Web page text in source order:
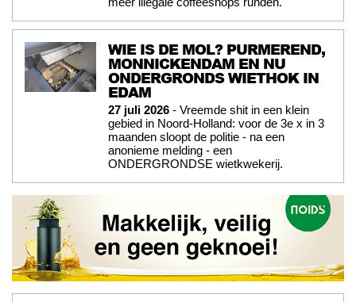
WIE IS DE MOL? PURMEREND,
MONNICKENDAM EN NU
ONDERGRONDS WIETHOK IN
EDAM
27 juli 2026 - Vreemde shit in een klein
gebied in Noord-Holland: voor de 3e x in 3
maanden sloopt de politie - na een
anonieme melding - een
ONDERGRONDSE wietkwekerij.